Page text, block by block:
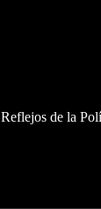
Reflejos de la